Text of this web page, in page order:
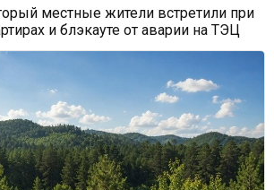
местные жители встретили при
и блэкауте от аварии на ТЭЦ